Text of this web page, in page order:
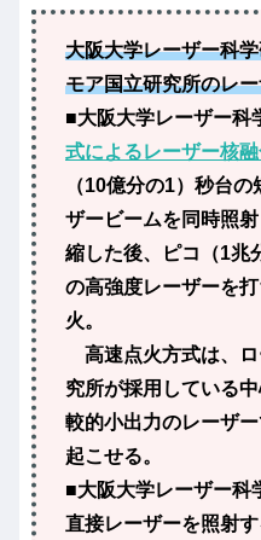
大阪大学レーザー科
モア国立研究所のレ
■大阪大学レーザー科
式によるレーザー核
（10億分の1）秒台
ザービームを同時照
縮した後、ピコ（1兆
の高強度レーザーを
火。
高速点火方式は、
究所が採用している
較的小出力のレーザ
起こせる。
■大阪大学レーザー科
直接レーザーを照射す